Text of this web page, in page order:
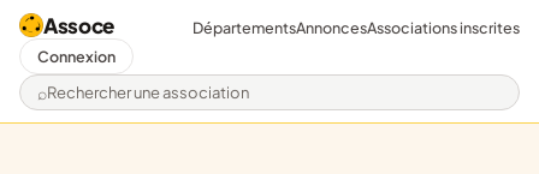
Assoce
Rechercher une association
DépartementsAnnoncesAssociations inscrites
Connexion